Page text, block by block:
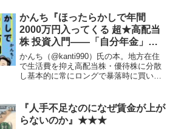
どれも年齢・年代的にしょうがないかで
済むレベル。 ただし原理...
かんち『ほったらかしで年間
2000万円入ってくる 超★高配当
株 投資入門――「自分年金」を
増やす最強の５ステップ』
★★★★
かんち（@kanti990）氏の本。地方在住
で生活費を抑え高配当株・優待株に分散
し基本的に常にロングで暴落時に買い出
ても良心的でよい本だと思われる。 こ
れからのインフレ...
『人手不足なのになぜ賃金が上が
らないのか』★★★